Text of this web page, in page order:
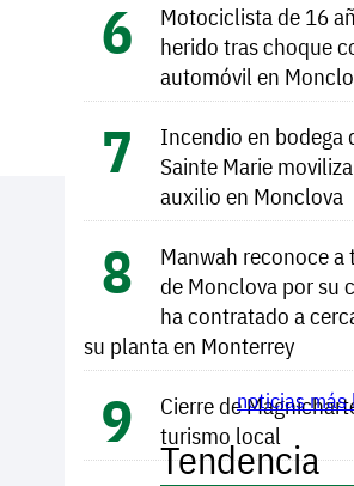
Motociclista de 16
herido tras choque
automóvil en
Incendio en bodega
Sainte Marie
auxilio en Monclova
Manwah reconoce a
de Monclova por su
ha contratado a
su planta en Monterrey
Cierre de
turismo local
noticias más
Tendencia